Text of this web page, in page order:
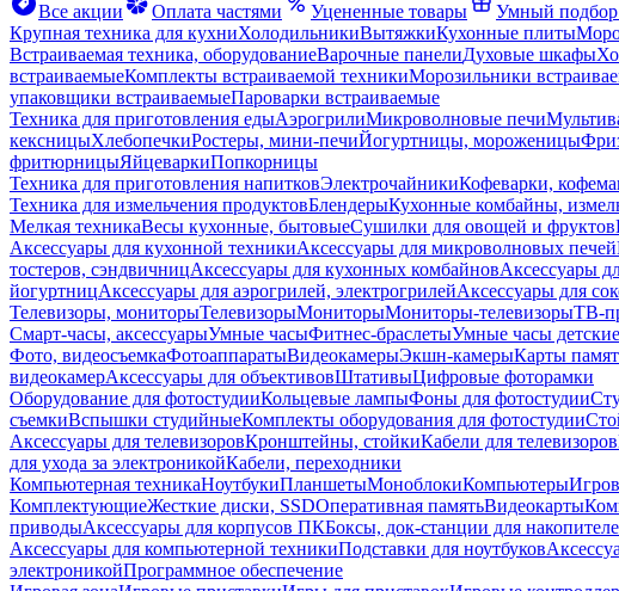
Все акции
Оплата частями Уцененные товары Умный подбор
Крупная техника для кухниХолодильникиВытяжкиКухонные плиты
Встраиваемая техника, оборудованиеВарочные панелиДуховые шкафы
встраиваемыеКомплекты встраиваемой техникиМорозильники
упаковщики встраиваемыеПароварки встраиваемые
Техника для приготовления едыАэрогрилиМикроволновые печи
кексницыХлебопечкиРостеры, мини-печиЙогуртницы, мороженицы
фритюрницыЯйцеваркиПопкорницы
Техника для приготовления напитковЭлектрочайникиКофеварки,
Техника для измельчения продуктовБлендерыКухонные комбайны,
Мелкая техникаВесы кухонные, бытовыеСушилки для овощей и фруктов
Аксессуары для кухонной техникиАксессуары для микроволновых печей
тостеров, сэндвичницАксессуары для кухонных комбайновАксессуары
йогуртницАксессуары для аэрогрилей, электрогрилейАксессуары для
Телевизоры, мониторыТелевизорыМониторыМониторы-телевизорыТВ-
Смарт-часы, аксессуарыУмные часыФитнес-браслетыУмные часы детские
Фото, видеосъемкаФотоаппаратыВидеокамерыЭкшн-камерыКарты
видеокамерАксессуары для объективовШтативыЦифровые фоторамки
Оборудование для фотостудииКольцевые лампыФоны для фотостудии
съемкиВспышки студийныеКомплекты оборудования для фотостудии
Аксессуары для телевизоровКронштейны, стойкиКабели для телевизоров
для ухода за электроникойКабели, переходники
Компьютерная техникаНоутбукиПланшетыМоноблокиКомпьютеры
КомплектующиеЖесткие диски, SSDОперативная памятьВидеокарты
приводыАксессуары для корпусов ПКБоксы, док-станции для
Аксессуары для компьютерной техникиПодставки для ноутбуков
электроникойПрограммное обеспечение